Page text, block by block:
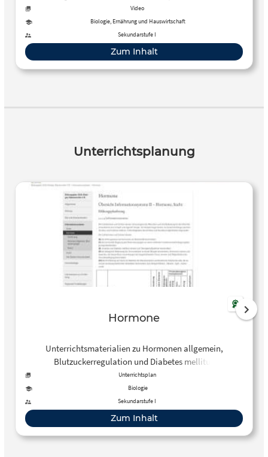
Ghrelin. Gemeinsam regulieren sie maßgeblich unseren
Stoffwechsel.
Video
Biologie, Ernährung und Hauswirtschaft
Sekundarstufe I
Zum Inhalt
Unterrichtsplanung
Hormone
Unterrichtsmaterialien zu Hormonen allgemein,
Blutzuckerregulation und Diabetes mellitus
Unterrichtsplan
Biologie
Sekundarstufe I
Zum Inhalt